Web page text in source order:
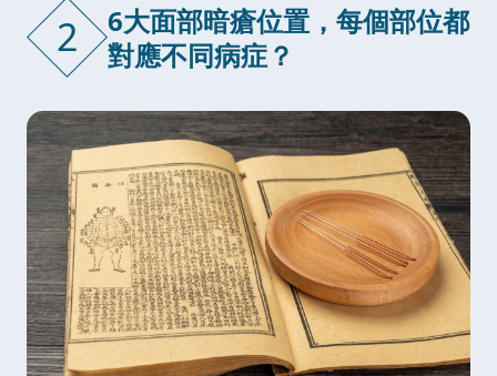
2
6大面部暗瘡位置，每個部位都
對應不同病症？